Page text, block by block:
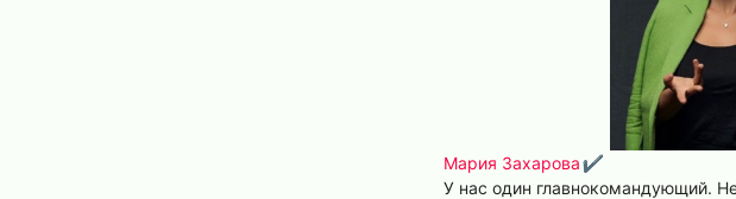
Мария Захарова✔
У нас один главнокомандующий.